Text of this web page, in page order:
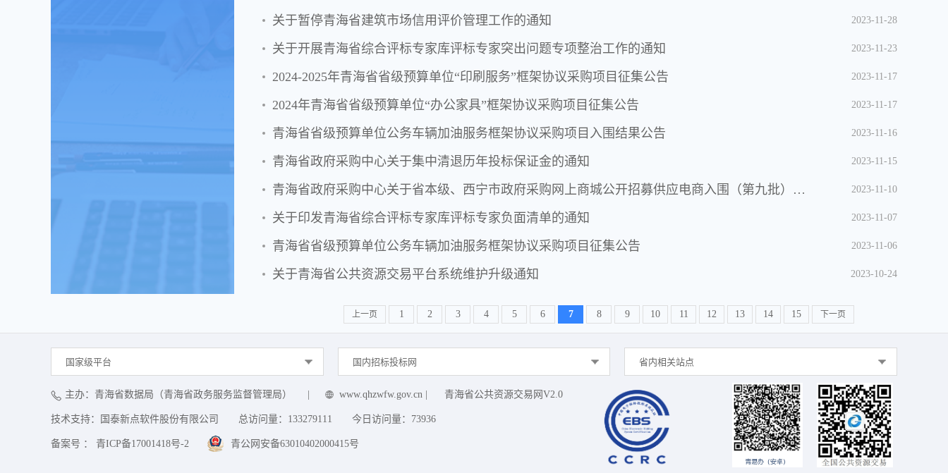
关于暂停青海省建筑市场信用评价管理工作的通知 2023-11-28
关于开展青海省综合评标专家库评标专家突出问题专项整治工作的通知 2023-11-23
2024-2025年青海省省级预算单位“印刷服务”框架协议采购项目征集公告 2023-11-17
2024年青海省省级预算单位“办公家具”框架协议采购项目征集公告 2023-11-17
青海省省级预算单位公务车辆加油服务框架协议采购项目入围结果公告 2023-11-16
青海省政府采购中心关于集中清退历年投标保证金的通知 2023-11-15
青海省政府采购中心关于省本级、西宁市政府采购网上商城公开招募供应电商入围（第九批）的通知 2023-11-10
关于印发青海省综合评标专家库评标专家负面清单的通知 2023-11-07
青海省省级预算单位公务车辆加油服务框架协议采购项目征集公告 2023-11-06
关于青海省公共资源交易平台系统维护升级通知 2023-10-24
上一页 1 2 3 4 5 6 7 8 9 10 11 12 13 14 15 下一页
国家级平台 国内招标投标网 省内相关站点
主办：青海省数据局（青海省政务服务监督管理局） www.qhzwfw.gov.cn 青海省公共资源交易网V2.0
技术支持：国泰新点软件股份有限公司 总访问量： 133279111 今日访问量： 73936
备案号 ： 青ICP备17001418号-2 青公网安备63010402000415号